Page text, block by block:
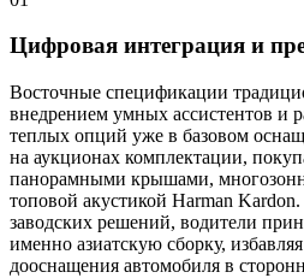
Цифровая интеграция и
Восточные спецификации
внедрением умных ассистентов и
теплых опций уже в базовом
на аукционах комплектации,
панорамными крышами,
топовой акустикой Harman
заводских решений, водители
именно азиатскую сборку,
дооснащения автомобиля в